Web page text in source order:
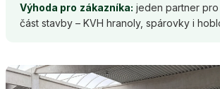
Výhoda pro zákazníka: jeden partner
část stavby – KVH hranoly, spárovky i